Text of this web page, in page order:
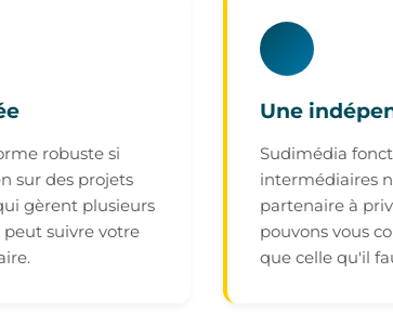
robuste si
sur des projets
gèrent plusieurs
suivre votre
Une
Sudimédia
intermédiaires
partenaire à
pouvons vous
que celle qu'il